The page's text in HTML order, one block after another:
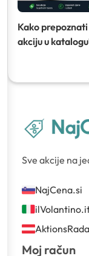
Kako
akciju u
Sve akcije na
NajCena.si
Moj račun